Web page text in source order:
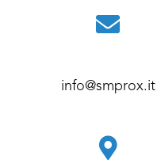
info@smprox.it